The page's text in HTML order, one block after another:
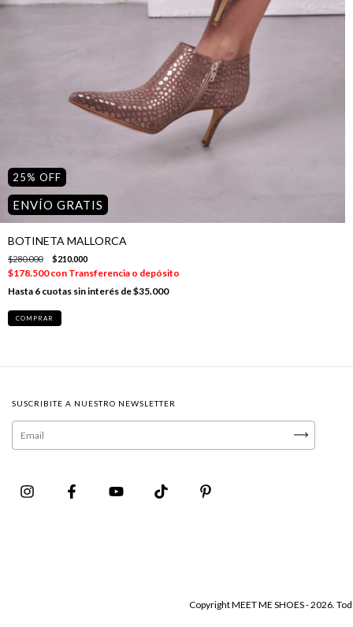
25% OFF
ENVÍO GRATIS
BOTINETA MALLORCA
$280.000 $210.000
$178.500con Transferencia o depósito
6 cuotas sin interés de$35.000
COMPRAR
SUSCRIBITE A NUESTRO NEWSLETTER
Copyright MEET ME SHOES - 2026.